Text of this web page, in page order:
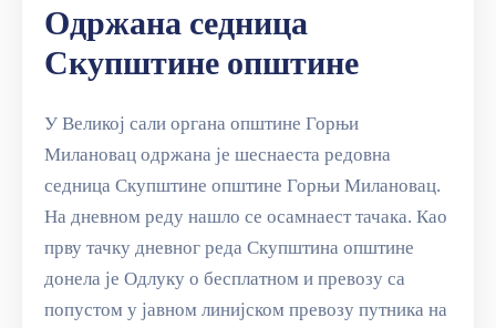
Одржана седница
Скупштине општине
У Великој сали органа општине Горњи
Милановац одржана је шеснаеста редовна
седница Скупштине општине Горњи Милановац.
На дневном реду нашло се осамнаест тачака. Као
прву тачку дневног реда Скупштина општине
донела је Одлуку о бесплатном и превозу са
попустом у јавном линијском превозу путника на